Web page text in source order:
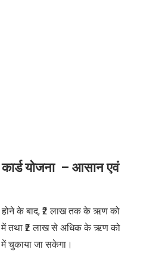
योजना– आसान एवं
के बाद, ₹2 लाख तक के ऋण को
तथा ₹2 लाख से अधिक के ऋण को
चुकाया जा सकेगा।